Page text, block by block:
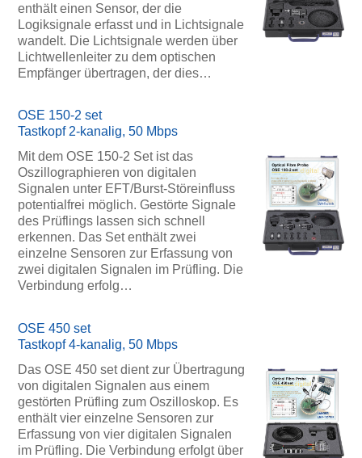
enthält einen Sensor, der die
Logiksignale erfasst und in Lichtsignale
wandelt. Die Lichtsignale werden über
Lichtwellenleiter zu dem optischen
Empfänger übertragen, der dies…
OSE 150-2 set
Tastkopf 2-kanalig, 50 Mbps
Mit dem OSE 150-2 Set ist das
Oszillographieren von digitalen
Signalen unter EFT/Burst-Störeinfluss
potentialfrei möglich. Gestörte Signale
des Prüflings lassen sich schnell
erkennen. Das Set enthält zwei
einzelne Sensoren zur Erfassung von
zwei digitalen Signalen im Prüfling. Die
Verbindung erfolg…
OSE 450 set
Tastkopf 4-kanalig, 50 Mbps
Das OSE 450 set dient zur Übertragung
von digitalen Signalen aus einem
gestörten Prüfling zum Oszilloskop. Es
enthält vier einzelne Sensoren zur
Erfassung von vier digitalen Signalen
im Prüfling. Die Verbindung erfolgt über